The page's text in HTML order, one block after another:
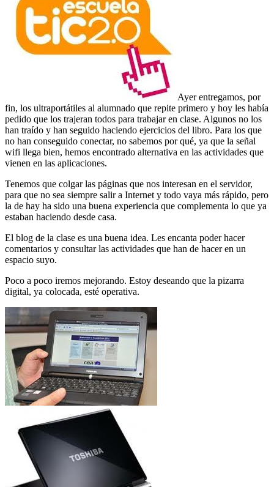
Ayer entregamos, por
fin, los ultraportátiles al alumnado que repite primero y hoy les había
pedido que los trajeran todos para trabajar en clase. Algunos no los
han traído y han seguido haciendo ejercicios del libro. Para los que
no han conseguido conectar, no sabemos por qué, ya que la señal
wifi llega bien, hemos encontrado alternativa en las actividades que
vienen en las aplicaciones.
Tenemos que colgar las páginas que nos interesan en el servidor,
para que no sea siempre salir a Internet y todo vaya más rápido, pero
la de hay ha sido una buena experiencia que complementa lo que ya
estaban haciendo desde casa.
El blog de la clase es una buena idea. Les encanta poder hacer
comentarios y consultar las actividades que han de hacer en un
espacio suyo.
Poco a poco iremos mejorando. Estoy deseando que la pizarra
digital, ya colocada, esté operativa.